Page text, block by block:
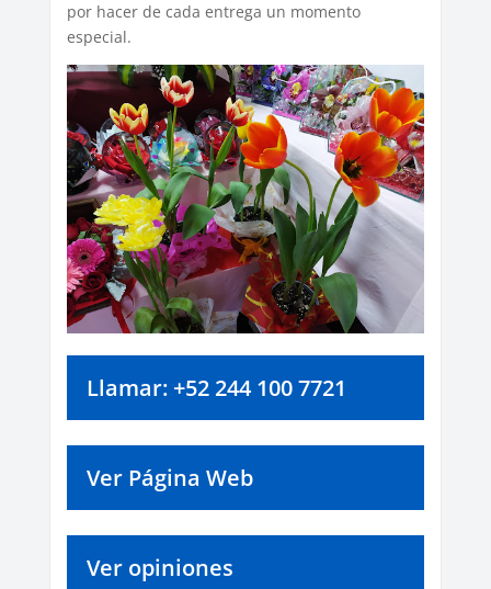
por hacer de cada entrega un momento
especial.
Llamar: +52 244 100 7721
Ver Página Web
Ver opiniones